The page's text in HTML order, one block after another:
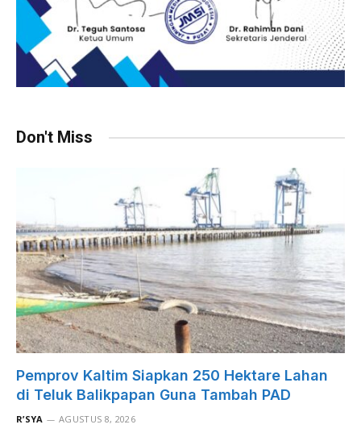
Don't Miss
Pemprov Kaltim Siapkan 250 Hektare Lahan
di Teluk Balikpapan Guna Tambah PAD
R’SYA AGUSTUS 8, 2026